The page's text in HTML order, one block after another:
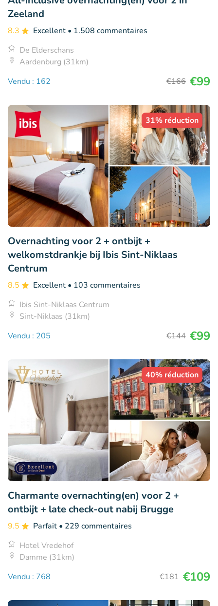
Zeeland
8.3 Excellent • 1.508 commentaires
De Elderschans
Aardenburg (31km)
Vendu : 162
€166 €99
31% réduction
Overnachting voor 2 + ontbijt +
welkomstdrankje bij Ibis Sint-Niklaas
Centrum
8.5 Excellent • 103 commentaires
Ibis Sint-Niklaas Centrum
Sint-Niklaas (31km)
Vendu : 205
€144 €99
40% réduction
Charmante overnachting(en) voor 2 +
ontbijt + late check-out nabij Brugge
9.5 Parfait • 229 commentaires
Hotel Vredehof
Damme (31km)
Vendu : 768
€181 €109